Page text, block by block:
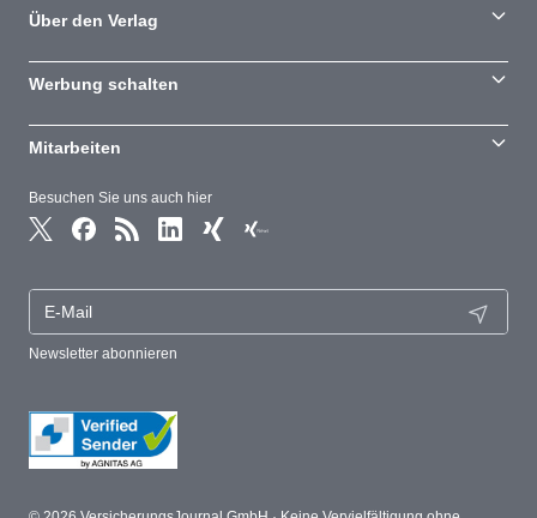
Besuchen Sie uns auch hier
Newsletter abonnieren
Über den Verlag
Werbung schalten
Mitarbeiten